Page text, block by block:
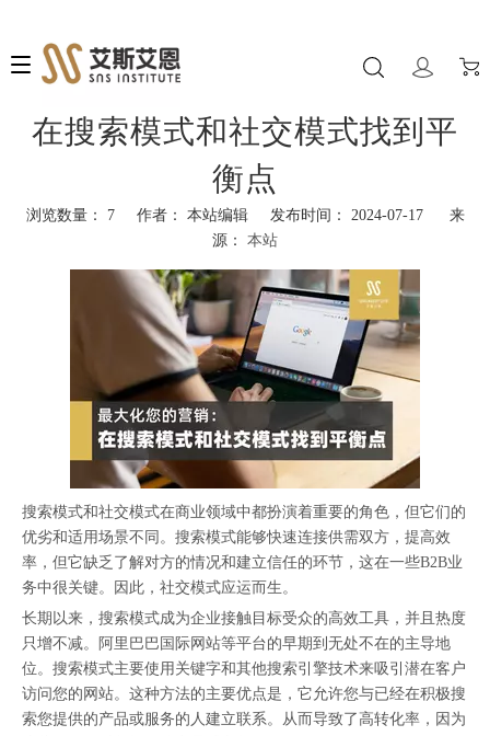
在搜索模式和社交模式找到平
衡点
浏览数量： 7作者： 本站编辑 发布时间： 2024-07-17 来
源： 本站
搜索模式和社交模式在商业领域中都扮演着重要的角色，但它们的
优劣和适用场景不同。搜索模式能够快速连接供需双方，提高效
率，但它缺乏了解对方的情况和建立信任的环节，这在一些B2B业
务中很关键。因此，社交模式应运而生。
长期以来，搜索模式成为企业接触目标受众的高效工具，并且热度
只增不减。阿里巴巴国际网站等平台的早期到无处不在的主导地
位。搜索模式主要使用关键字和其他搜索引擎技术来吸引潜在客户
访问您的网站。这种方法的主要优点是，它允许您与已经在积极搜
索您提供的产品或服务的人建立联系。从而导致了高转化率，因为